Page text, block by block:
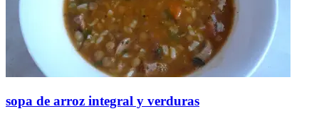
sopa de arroz integral y verduras